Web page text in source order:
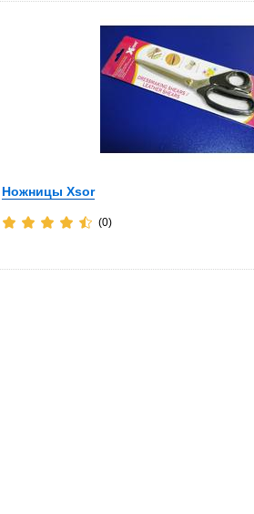
Ножницы Xsor
(0)